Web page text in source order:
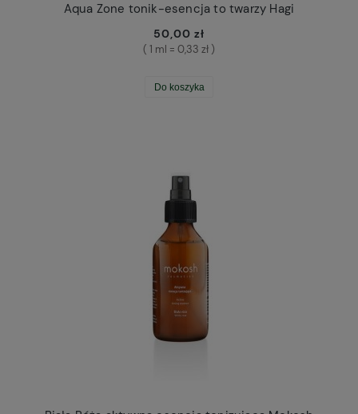
Aqua Zone tonik-esencja to twarzy Hagi
50,00 zł
( 1 ml = 0,33 zł )
Do koszyka